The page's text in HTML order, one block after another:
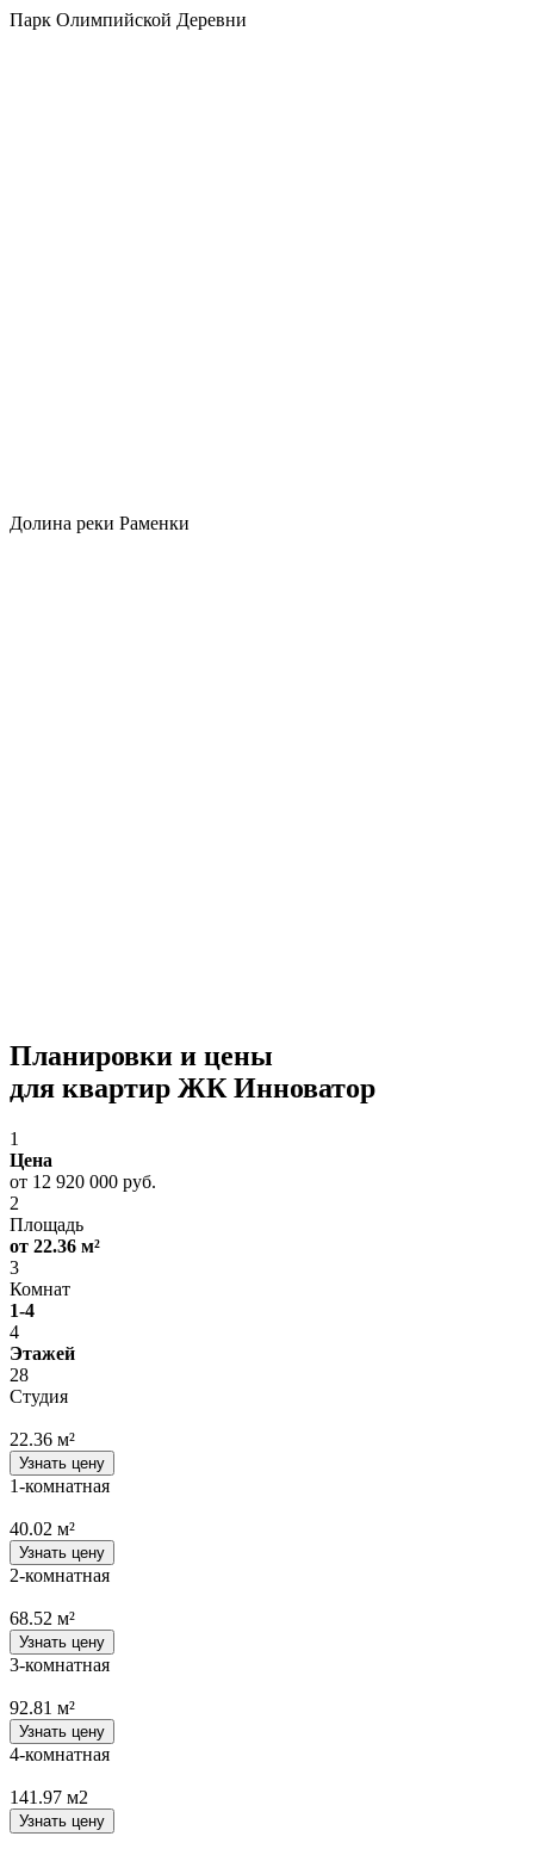
Парк Олимпийской Деревни
Долина реки Раменки
Планировки и цены
для квартир ЖК Инноватор
1
Цена
от 12 920 000 руб.
2
Площадь
от 22.36 м²
3
Комнат
1-4
4
Этажей
28
Студия
22.36 м²
Узнать цену
1-комнатная
40.02 м²
Узнать цену
2-комнатная
68.52 м²
Узнать цену
3-комнатная
92.81 м²
Узнать цену
4-комнатная
141.97 м2
Узнать цену